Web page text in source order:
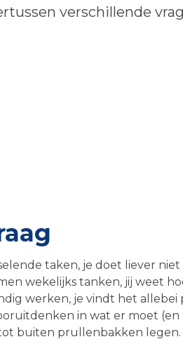
verschillende
taken, je doet liever
wekelijks tanken, jij weet
werken, je vindt het allebei
in wat er moet (en
buiten prullenbakken legen.